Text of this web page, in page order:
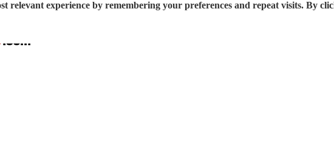
relevant experience by remembering your preferences and repeat visits. By